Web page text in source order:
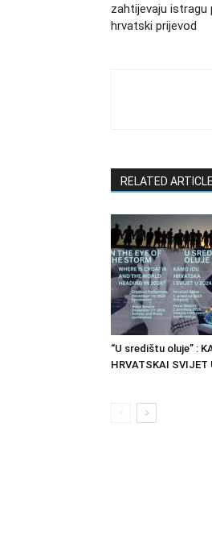
zahtijevaju istragu
hrvatski prijevod
RELATED
“U središtu oluje” :
HRVATSKAI SVIJET